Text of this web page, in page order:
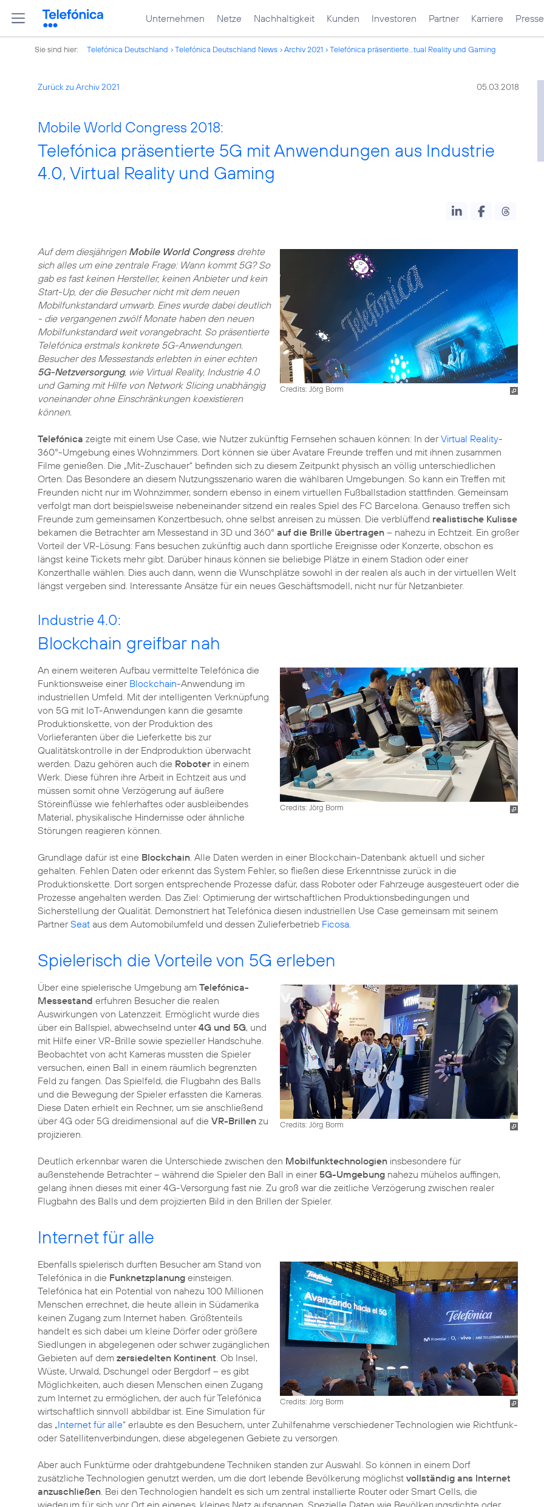
Unternehmen Netze Nachhaltigkeit Kunden Investoren Partner Karriere Presse
Sie sind hier: Telefónica Deutschland Telefónica Deutschland News Archiv 2021 Telefónica präsentierte...tual Reality und Gaming
Zurück zu Archiv 2021 05.03.2018
Mobile World Congress 2018:
Telefónica präsentierte 5G mit Anwendungen aus Industrie
4.0, Virtual Reality und Gaming
Credits: Jörg Borm
Auf dem diesjährigen Mobile World Congress drehte
sich alles um eine zentrale Frage: Wann kommt 5G? So
gab es fast keinen Hersteller, keinen Anbieter und kein
Start-Up, der die Besucher nicht mit dem neuen
Mobilfunkstandard umwarb. Eines wurde dabei deutlich
- die vergangenen zwölf Monate haben den neuen
Mobilfunkstandard weit vorangebracht. So präsentierte
Telefónica erstmals konkrete 5G-Anwendungen.
Besucher des Messestands erlebten in einer echten
5G-Netzversorgung, wie Virtual Reality, Industrie 4.0
und Gaming mit Hilfe von Network Slicing unabhängig
voneinander ohne Einschränkungen koexistieren
können.
Telefónica zeigte mit einem Use Case, wie Nutzer zukünftig Fernsehen schauen können: In derVirtual Reality-
360°-Umgebung eines Wohnzimmers. Dort können sie über Avatare Freunde treffen und mit ihnen zusammen
Filme genießen. Die „Mit-Zuschauer“ befinden sich zu diesem Zeitpunkt physisch an völlig unterschiedlichen
Orten. Das Besondere an diesem Nutzungsszenario waren die wählbaren Umgebungen. So kann ein Treffen mit
Freunden nicht nur im Wohnzimmer, sondern ebenso in einem virtuellen Fußballstadion stattfinden. Gemeinsam
verfolgt man dort beispielsweise nebeneinander sitzend ein reales Spiel des FC Barcelona. Genauso treffen sich
Freunde zum gemeinsamen Konzertbesuch, ohne selbst anreisen zu müssen. Die verblüffend realistische Kulisse
bekamen die Betrachter am Messestand in 3D und 360° auf die Brille übertragen – nahezu in Echtzeit. Ein großer
Vorteil der VR-Lösung: Fans besuchen zukünftig auch dann sportliche Ereignisse oder Konzerte, obschon es
längst keine Tickets mehr gibt. Darüber hinaus können sie beliebige Plätze in einem Stadion oder einer
Konzerthalle wählen. Dies auch dann, wenn die Wunschplätze sowohl in der realen als auch in der virtuellen Welt
längst vergeben sind. Interessante Ansätze für ein neues Geschäftsmodell, nicht nur für Netzanbieter.
Industrie 4.0:
Blockchain greifbar nah
Credits: Jörg Borm
An einem weiteren Aufbau vermittelte Telefónica die
Funktionsweise einer Blockchain-Anwendung im
industriellen Umfeld. Mit der intelligenten Verknüpfung
von 5G mit IoT-Anwendungen kann die gesamte
Produktionskette, von der Produktion des
Vorlieferanten über die Lieferkette bis zur
Qualitätskontrolle in der Endproduktion überwacht
werden. Dazu gehören auch die Roboter in einem
Werk. Diese führen ihre Arbeit in Echtzeit aus und
müssen somit ohne Verzögerung auf äußere
Störeinflüsse wie fehlerhaftes oder ausbleibendes
Material, physikalische Hindernisse oder ähnliche
Störungen reagieren können.
Grundlage dafür ist eine Blockchain. Alle Daten werden in einer Blockchain-Datenbank aktuell und sicher
gehalten. Fehlen Daten oder erkennt das System Fehler, so fließen diese Erkenntnisse zurück in die
Produktionskette. Dort sorgen entsprechende Prozesse dafür, dass Roboter oder Fahrzeuge ausgesteuert oder die
Prozesse angehalten werden. Das Ziel: Optimierung der wirtschaftlichen Produktionsbedingungen und
Sicherstellung der Qualität. Demonstriert hat Telefónica diesen industriellen Use Case gemeinsam mit seinem
PartnerSeat aus dem Automobilumfeld und dessen Zulieferbetrieb Ficosa.
Spielerisch die Vorteile von 5G erleben
Credits: Jörg Borm
Über eine spielerische Umgebung am Telefónica-
Messestand erfuhren Besucher die realen
Auswirkungen von Latenzzeit. Ermöglicht wurde dies
über ein Ballspiel, abwechselnd unter4G und 5G, und
mit Hilfe einer VR-Brille sowie spezieller Handschuhe.
Beobachtet von acht Kameras mussten die Spieler
versuchen, einen Ball in einem räumlich begrenzten
Feld zu fangen. Das Spielfeld, die Flugbahn des Balls
und die Bewegung der Spieler erfassten die Kameras.
Diese Daten erhielt ein Rechner, um sie anschließend
über 4G oder 5G dreidimensional auf die VR-Brillen zu
projizieren.
Deutlich erkennbar waren die Unterschiede zwischen den Mobilfunktechnologien insbesondere für
außenstehende Betrachter – während die Spieler den Ball in einer5G-Umgebung nahezu mühelos auffingen,
gelang ihnen dieses mit einer 4G-Versorgung fast nie. Zu groß war die zeitliche Verzögerung zwischen realer
Flugbahn des Balls und dem projizierten Bild in den Brillen der Spieler.
Internet für alle
Credits: Jörg Borm
Ebenfalls spielerisch durften Besucher am Stand von
Telefónica in die Funknetzplanung einsteigen.
Telefónica hat ein Potential von nahezu 100 Millionen
Menschen errechnet, die heute allein in Südamerika
keinen Zugang zum Internet haben. Größtenteils
handelt es sich dabei um kleine Dörfer oder größere
Siedlungen in abgelegenen oder schwer zugänglichen
Gebieten auf dem zersiedelten Kontinent. Ob Insel,
Wüste, Urwald, Dschungel oder Bergdorf – es gibt
Möglichkeiten, auch diesen Menschen einen Zugang
zum Internet zu ermöglichen, der auch für Telefónica
wirtschaftlich sinnvoll abbildbar ist. Eine Simulation für
das „Internet für alle“ erlaubte es den Besuchern, unter Zuhilfenahme verschiedener Technologien wie Richtfunk-
oder Satellitenverbindungen, diese abgelegenen Gebiete zu versorgen.
Aber auch Funktürme oder drahtgebundene Techniken standen zur Auswahl. So können in einem Dorf
zusätzliche Technologien genutzt werden, um die dort lebende Bevölkerung möglichst vollständig ans Internet
anzuschließen. Bei den Technologien handelt es sich um zentral installierte Router oder Smart Cells, die
wiederum für sich vor Ort ein eigenes, kleines Netz aufspannen. Spezielle Daten wie Bevölkerungsdichte oder